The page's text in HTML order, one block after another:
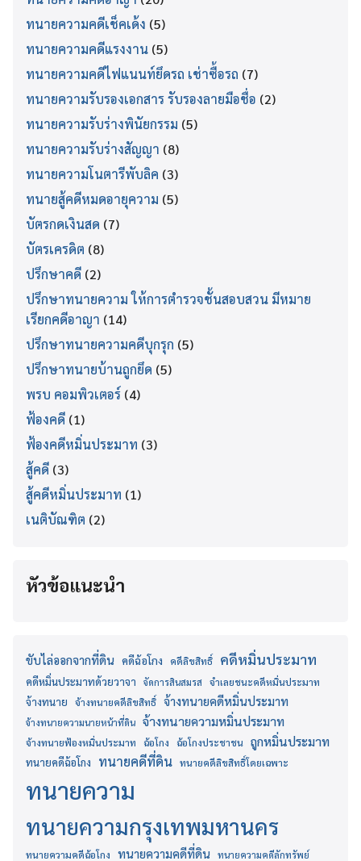
ทนายความคดีเช็คเด้ง (5)
ทนายความคดีแรงงาน (5)
ทนายความคดีไฟแนนท์ยึดรถ เช่าซื้อรถ (7)
ทนายความรับรองเอกสาร รับรองลายมือชื่อ (2)
ทนายความรับร่างพินัยกรรม (5)
ทนายความรับร่างสัญญา (8)
ทนายความโนตารีพับลิค (3)
ทนายสู้คดีหมดอายุความ (5)
บัตรกดเงินสด (7)
บัตรเครดิต (8)
ปรึกษาคดี (2)
ปรึกษาทนายความ ให้การตำรวจชั้นสอบสวน มีหมาย
เรียกคดีอาญา (14)
ปรึกษาทนายความคดีบุกรุก (5)
ปรึกษาทนายบ้านถูกยึด (5)
พรบ คอมพิวเตอร์ (4)
ฟ้องคดี (1)
ฟ้องคดีหมิ่นประมาท (3)
สู้คดี (3)
สู้คดีหมิ่นประมาท (1)
เนติบัณฑิต (2)
หัวข้อแนะนำ
ขับไล่ออกจากที่ดิน คดีฉ้อโกง คดีลิขสิทธิ์ คดีหมิ่นประมาท
คดีหมิ่นประมาทด้วยวาจา จัดการสินสมรส จำเลยชนะคดีหมิ่นประมาท
จ้างทนาย จ้างทนายคดีลิขสิทธิ์ จ้างทนายคดีหมิ่นประมาท
จ้างทนายความนายหน้าที่ดิน จ้างทนายความหมิ่นประมาท
จ้างทนายฟ้องหมิ่นประมาท ฉ้อโกง ฉ้อโกงประชาชน ถูกหมิ่นประมาท
ทนายคดีฉ้อโกง ทนายคดีที่ดิน ทนายคดีลิขสิทธิ์โดยเฉพาะ
ทนายความ
ทนายความกรุงเทพมหานคร
ทนายความคดีฉ้อโกง ทนายความคดีที่ดิน ทนายความคดีลักทรัพย์